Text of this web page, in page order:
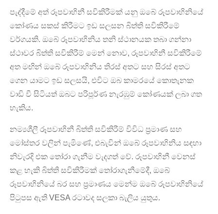
පැද්දීමේ අත් රූපවාහිනී සවිකිරීමක් යනු ඔබේ රූපවාහිනියේ
කෝණය සකස් කිරීමට ඉඩ සලසන බිත්ති සවිකිරීමේ
වර්ගයකි. ඔබේ රූපවාහිනිය තනි ස්ථානයක තබා ගන්නා
ස්ථාවර බිත්ති සවිකිරීම් මෙන් නොව, රූපවාහිනී සවිකිරීමේ
අත මඟින් ඔබේ රූපවාහිනිය තිරස් අතට සහ සිරස් අතට
ගෙන යාමට ඉඩ සලසයි, එවිට ඔබ කාමරයේ කොතැනක
වාඩි වී සිටියත් ඔබට පරිපූර්ණ නැරඹුම් කෝණයක් ලබා ගත
හැකිය.
නම්‍යශීලී රූපවාහිනී බිත්ති සවිකිරීම් විවිධ ප්‍රමාණ සහ
මෝස්තර වලින් පැමිණේ, එබැවින් ඔබේ රූපවාහිනිය සඳහා
නිවැරදි එක තෝරා ගැනීම වැදගත් වේ. රූපවාහිනී වෙනස්
කළ හැකි බිත්ති සවිකිරීමක් තෝරාගැනීමේදී, ඔබේ
රූපවාහිනියේ බර සහ ප්‍රමාණය මෙන්ම ඔබේ රූපවාහිනියේ
පිටුපස ඇති VESA රටාවද සලකා බැලිය යුතුය.